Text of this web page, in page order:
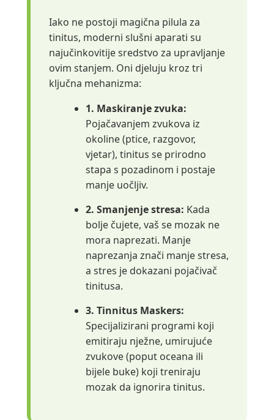
Iako ne postoji magična pilula za
tinitus, moderni slušni aparati su
najučinkovitije sredstvo za upravljanje
ovim stanjem. Oni djeluju kroz tri
ključna mehanizma:
1. Maskiranje zvuka:
Pojačavanjem zvukova iz
okoline (ptice, razgovor,
vjetar), tinitus se prirodno
stapa s pozadinom i postaje
manje uočljiv.
2. Smanjenje stresa: Kada
bolje čujete, vaš se mozak ne
mora naprezati. Manje
naprezanja znači manje stresa,
a stres je dokazani pojačivač
tinitusa.
3. Tinnitus Maskers:
Specijalizirani programi koji
emitiraju nježne, umirujuće
zvukove (poput oceana ili
bijele buke) koji treniraju
mozak da ignorira tinitus.